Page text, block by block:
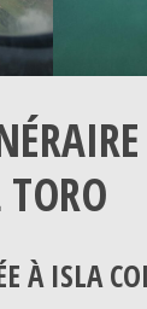
TORO
À ISLA